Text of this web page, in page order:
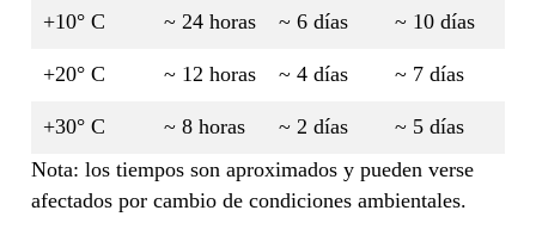
+10° C ~ 24 horas ~ 6 días ~ 10 días
+20° C ~ 12 horas ~ 4 días ~ 7 días
+30° C ~ 8 horas ~ 2 días
~ 5 días
Nota: los tiempos son aproximados y pueden verse
afectados por cambio de condiciones ambientales.